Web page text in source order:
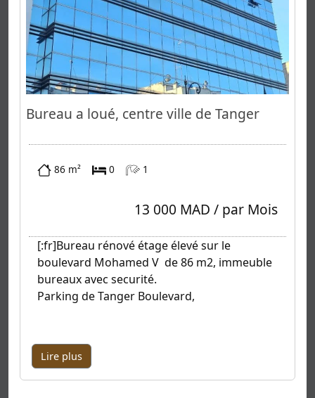
Bureau a loué, centre ville de Tanger
86 m² 0 1
13 000 MAD / par Mois
[:fr]Bureau rénové étage élevé sur le
boulevard Mohamed V de 86 m2, immeuble
bureaux avec securité.
Parking de Tanger Boulevard,
Lire plus